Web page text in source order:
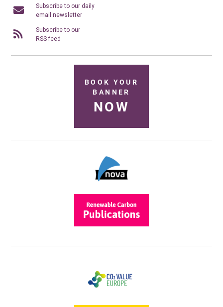
Subscribe to our daily
email newsletter
Subscribe to our
RSS feed
BOOK YOUR
BANNER
NOW